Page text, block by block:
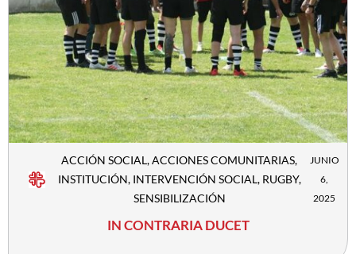
ACCIÓN SOCIAL,ACCIONES COMUNITARIAS,
INSTITUCIÓN, INTERVENCIÓN SOCIAL, RUGBY,
SENSIBILIZACIÓN
JUNIO
6,
2025
IN CONTRARIA DUCET